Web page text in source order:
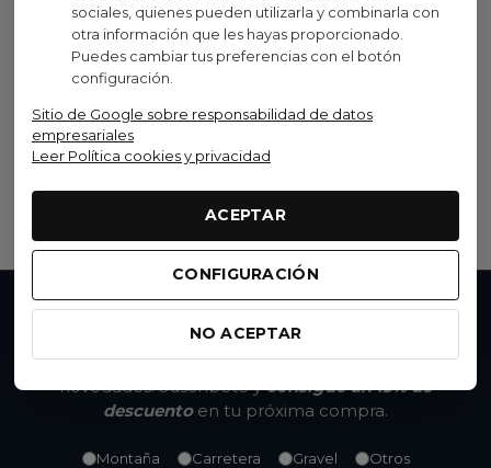
sociales, quienes pueden utilizarla y combinarla con
otra información que les hayas proporcionado.
Puedes cambiar tus preferencias con el botón
configuración.
Sitio de Google sobre responsabilidad de datos
empresariales
Leer Política cookies y privacidad
ACEPTAR
CONFIGURACIÓN
NO ACEPTAR
Cadena Sram Red E-Tap
56,80 € (IVA inc.)
80,00 € -29%
Ver opciones
No te pierdas nada
Accede a promociones exclusivas, descuentos y
novedades. Suscríbete yconsigue un 15% de
descuentoen tu próxima compra.
Montaña Carretera Gravel Otros